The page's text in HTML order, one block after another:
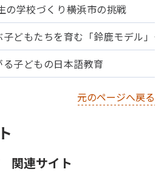
学校づくり――横浜市の挑戦
子どもたちを育む「鈴鹿モデル
子どもの日本語教育
元のページへ戻る
関連サイト